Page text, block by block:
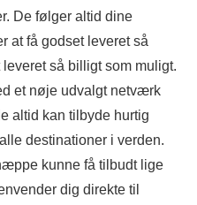
De følger altid dine
at få godset leveret så
så billigt som muligt.
et nøje udvalgt netværk
altid kan tilbyde hurtig
destinationer i verden.
kunne få tilbudt lige
dig direkte til